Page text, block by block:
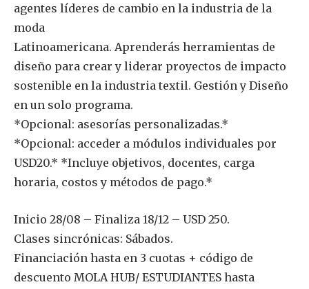
agentes líderes de cambio en la industria de la
moda
Latinoamericana. Aprenderás herramientas de
diseño para crear y liderar proyectos de impacto
sostenible en la industria textil. Gestión y Diseño
en un solo programa.
*Opcional: asesorías personalizadas.*
*Opcional: acceder a módulos individuales por
USD20.* *Incluye objetivos, docentes, carga
horaria, costos y métodos de pago.*
Inicio 28/08 – Finaliza 18/12 – USD 250.
Clases sincrónicas: Sábados.
Financiación hasta en 3 cuotas + código de
descuento MOLA HUB/ ESTUDIANTES hasta